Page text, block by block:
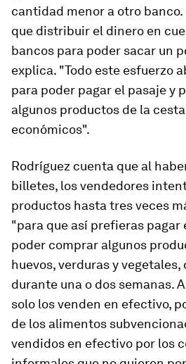
cantidad menor a otro banco.
que distribuir el dinero en
bancos para poder sacar un
explica. "Todo este esfuerzo
para poder pagar el pasaje y
algunos productos de la
económicos".
Rodríguez cuenta que al
billetes, los vendedores
productos hasta tres veces
"para que así prefieras pagar
poder comprar algunos
huevos, verduras y
durante una o dos semanas.
solo los venden en efectivo,
de los alimentos
vendidos en efectivo por los